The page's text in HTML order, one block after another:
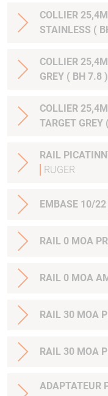
COLLIER
COLLIER 25,4MM BAS
GREY ( BH 7.8 )
COLLIER 25,4MM
RAIL
RUGER
EMBASE 10/22
RAIL 0 MOA
RAIL 0 MOA
RAIL 30 MOA
RAIL 30 MOA
ADAPTATEUR